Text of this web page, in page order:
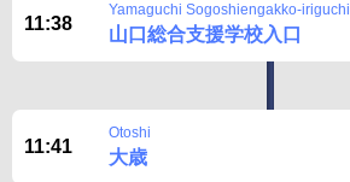
11:38
Yamaguchi Sogoshiengakko-iriguchi
山口総合支援学校入口
11:41
Otoshi
大歳